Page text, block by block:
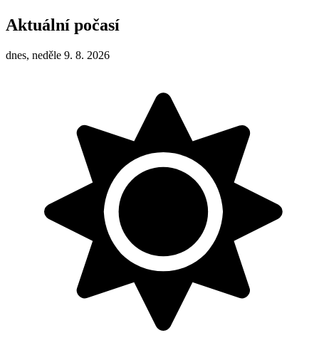
Aktuální počasí
dnes, neděle 9. 8. 2026